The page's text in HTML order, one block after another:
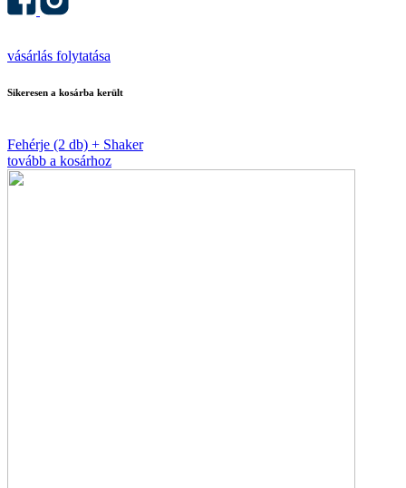
vásárlás folytatása
Sikeresen a kosárba került
Fehérje (2 db) + Shaker
tovább a kosárhoz